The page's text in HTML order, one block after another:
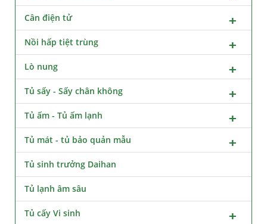
Cân điện tử
Nồi hấp tiệt trùng
Lò nung
Tủ sấy - Sấy chân không
Tủ ấm - Tủ ấm lạnh
Tủ mát - tủ bảo quản mẫu
Tủ sinh trưởng Daihan
Tủ lạnh âm sâu
Tủ cấy Vi sinh